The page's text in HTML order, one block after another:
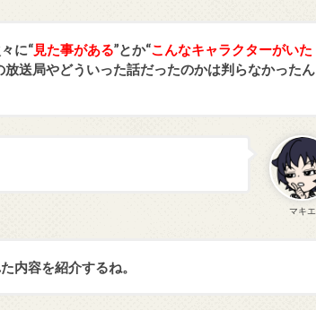
に“見た事がある”とか“こんなキャラクターがいた
放送局やどういった話だったのかは判らなかったん
マキエ
内容を紹介するね。